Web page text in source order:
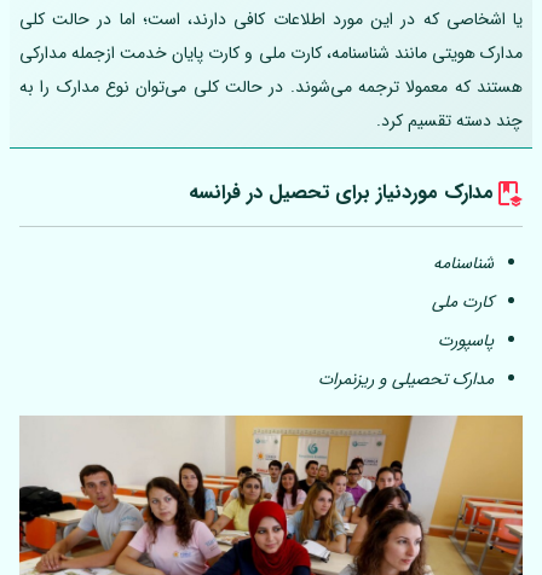
یا اشخاصی که در این مورد اطلاعات کافی دارند، است؛ اما در حالت کلی
مدارک هویتی مانند شناسنامه، کارت ملی و کارت پایان خدمت ازجمله مدارکی
هستند که معمولا ترجمه می‌شوند. در حالت کلی می‌توان نوع مدارک را به
چند دسته تقسیم کرد.
مدارک موردنیاز برای تحصیل در فرانسه
شناسنامه
کارت ملی
پاسپورت
مدارک تحصیلی و ریزنمرات